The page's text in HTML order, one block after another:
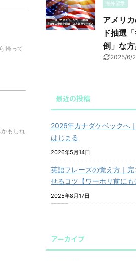
帰って
もしれ
海外留学
アメリ
ド抽選
倒」な
2025/6/
最近の投稿
2026年カナダケベックへ
はじまる
2026年5月14日
英語フレーズの覚え方｜完
せるコツ【ワーホリ前にも
2025年8月17日
アーカイブ